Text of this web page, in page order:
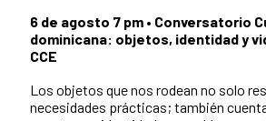
6 de agosto 7 pm • Conversatorio
dominicana: objetos, identidad y
CCE
Los objetos que nos rodean no solo
necesidades prácticas; también